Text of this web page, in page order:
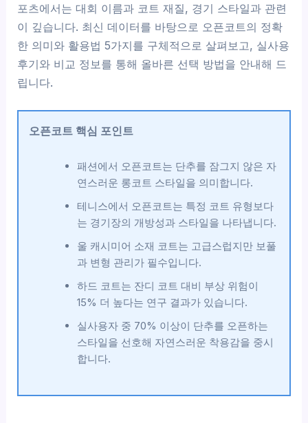
포츠에서는 대회 이름과 코트 재질, 경기 스타일과 관련
이 깊습니다. 최신 데이터를 바탕으로 오픈코트의 정확
한 의미와 활용법 5가지를 구체적으로 살펴보고, 실사용
후기와 비교 정보를 통해 올바른 선택 방법을 안내해 드
립니다.
오픈코트 핵심 포인트
패션에서 오픈코트는 단추를 잠그지 않은 자
연스러운 롱코트 스타일을 의미합니다.
테니스에서 오픈코트는 특정 코트 유형보다
는 경기장의 개방성과 스타일을 나타냅니다.
울 캐시미어 소재 코트는 고급스럽지만 보풀
과 변형 관리가 필수입니다.
하드 코트는 잔디 코트 대비 부상 위험이
15% 더 높다는 연구 결과가 있습니다.
실사용자 중 70% 이상이 단추를 오픈하는
스타일을 선호해 자연스러운 착용감을 중시
합니다.